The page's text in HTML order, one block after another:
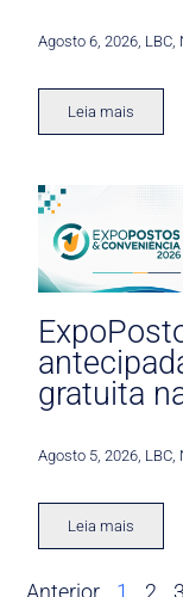
Agosto 6, 2026 LBC
Leia mais
gratuita
Agosto 5, 2026 LBC
Leia mais
Anterior 1 2 3